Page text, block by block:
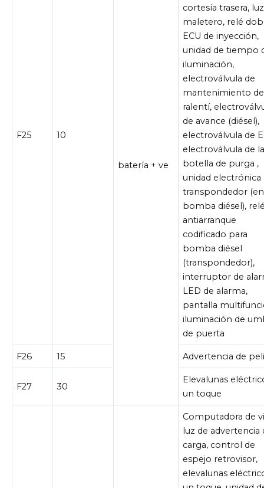
F25 10
batería + ve
cortesía trasera,
maletero, relé
ECU de inyección,
unidad de tiempo
iluminación,
electroválvula de
mantenimiento de
ralentí,
de avance (diésel),
electroválvula de
electroválvula de
botella de purga ,
unidad electrónica
transpondedor (en
bomba diésel),
antiarranque
codificado para
bomba diésel
(transpondedor),
interruptor de
LED de alarma,
pantalla
iluminación de
de puerta
F26 15 Advertencia de
F27 30
Elevalunas
un toque
Computadora de
luz de advertencia
carga, control de
espejo retrovisor,
elevalunas